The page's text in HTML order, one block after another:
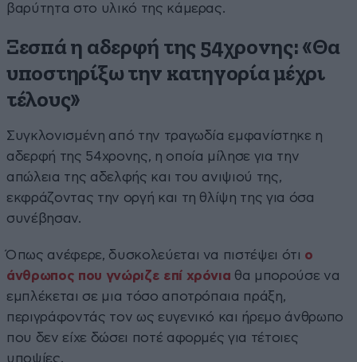
βαρύτητα στο υλικό της κάμερας.
Ξεσπά η αδερφή της 54χρονης: «Θα
υποστηρίξω την κατηγορία μέχρι
τέλους»
Συγκλονισμένη από την τραγωδία εμφανίστηκε η
αδερφή της 54χρονης, η οποία μίλησε για την
απώλεια της αδελφής και του ανιψιού της,
εκφράζοντας την οργή και τη θλίψη της για όσα
συνέβησαν.
Όπως ανέφερε, δυσκολεύεται να πιστέψει ότι ο
άνθρωπος που γνώριζε επί χρόνια θα μπορούσε να
εμπλέκεται σε μια τόσο αποτρόπαια πράξη,
περιγράφοντάς τον ως ευγενικό και ήρεμο άνθρωπο
που δεν είχε δώσει ποτέ αφορμές για τέτοιες
υποψίες.